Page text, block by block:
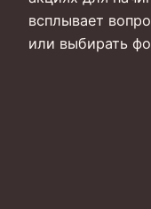
всплывает
или выбирать